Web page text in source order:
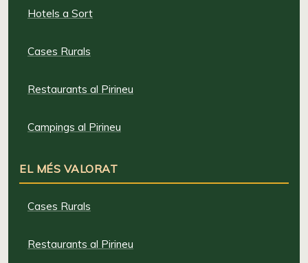
Hotels a Sort
Cases Rurals
Restaurants al Pirineu
Campings al Pirineu
EL MÉS VALORAT
Cases Rurals
Restaurants al Pirineu